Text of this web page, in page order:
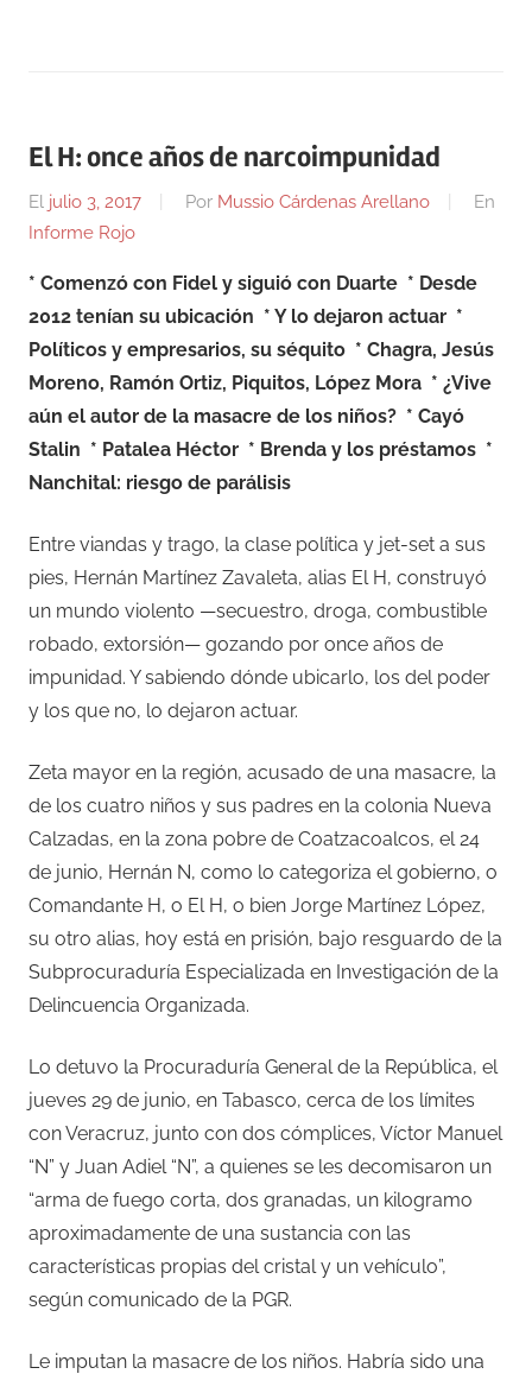
El H: once años de narcoimpunidad
El julio 3, 2017 Por Mussio Cárdenas Arellano
En
Informe Rojo
* Comenzó con Fidel y siguió con Duarte * Desde
2012 tenían su ubicación * Y lo dejaron actuar *
Políticos y empresarios, su séquito * Chagra, Jesús
Moreno, Ramón Ortiz, Piquitos, López Mora * ¿Vive
aún el autor de la masacre de los niños? * Cayó
Stalin * Patalea Héctor * Brenda y los préstamos *
Nanchital: riesgo de parálisis
Entre viandas y trago, la clase política y jet-set a sus
pies, Hernán Martínez Zavaleta, alias El H, construyó
un mundo violento —secuestro, droga, combustible
robado, extorsión— gozando por once años de
impunidad. Y sabiendo dónde ubicarlo, los del poder
y los que no, lo dejaron actuar.
Zeta mayor en la región, acusado de una masacre, la
de los cuatro niños y sus padres en la colonia Nueva
Calzadas, en la zona pobre de Coatzacoalcos, el 24
de junio, Hernán N, como lo categoriza el gobierno, o
Comandante H, o El H, o bien Jorge Martínez López,
su otro alias, hoy está en prisión, bajo resguardo de la
Subprocuraduría Especializada en Investigación de la
Delincuencia Organizada.
Lo detuvo la Procuraduría General de la República, el
jueves 29 de junio, en Tabasco, cerca de los límites
con Veracruz, junto con dos cómplices, Víctor Manuel
“N” y Juan Adiel “N”, a quienes se les decomisaron un
“arma de fuego corta, dos granadas, un kilogramo
aproximadamente de una sustancia con las
características propias del cristal y un vehículo”,
según comunicado de la PGR.
Le imputan la masacre de los niños. Habría sido una